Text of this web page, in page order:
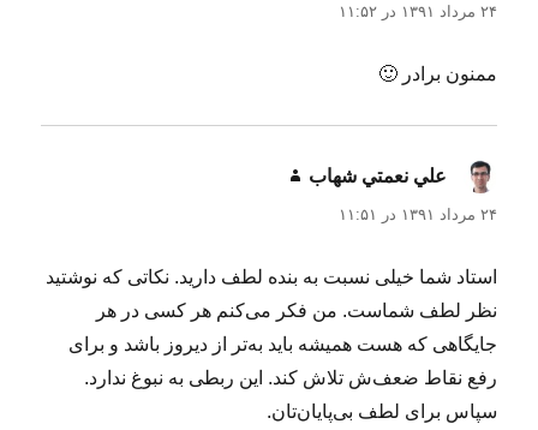
۲۴ مرداد ۱۳۹۱ در ۱۱:۵۲
ممنون برادر 🙂
علي نعمتي شهاب
۲۴ مرداد ۱۳۹۱ در ۱۱:۵۱
استاد شما خیلی نسبت به بنده لطف دارید. نکاتی که نوشتید
نظر لطف شماست. من فکر می‌کنم هر کسی در هر
جایگاهی که هست همیشه باید به‌تر از دیروز باشد و برای
رفع نقاط ضعف‌ش تلاش کند. این ربطی به نبوغ ندارد.
سپاس برای لطف بی‌پایان‌تان.